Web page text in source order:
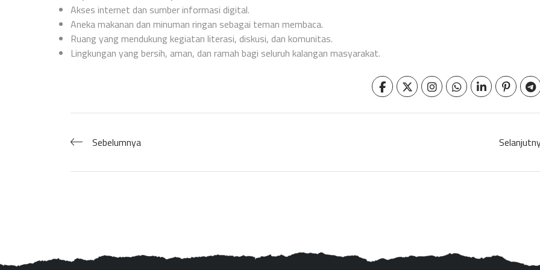
Akses internet dan sumber informasi digital.
Aneka makanan dan minuman ringan sebagai teman membaca.
Ruang yang mendukung kegiatan literasi, diskusi, dan komunitas.
Lingkungan yang bersih, aman, dan ramah bagi seluruh kalangan masyarakat.
Sebelumnya